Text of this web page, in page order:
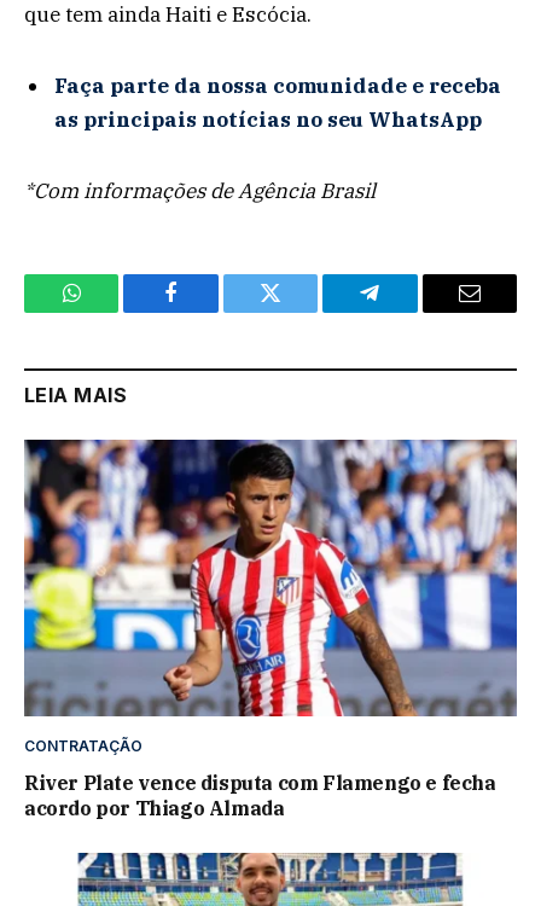
que tem ainda Haiti e Escócia.
Faça parte da nossa comunidade e receba
as principais notícias no seu WhatsApp
*Com informações de Agência Brasil
WhatsApp Facebook Twitter Telegram Email
LEIA MAIS
CONTRATAÇÃO
River Plate vence disputa com Flamengo e fecha
acordo por Thiago Almada